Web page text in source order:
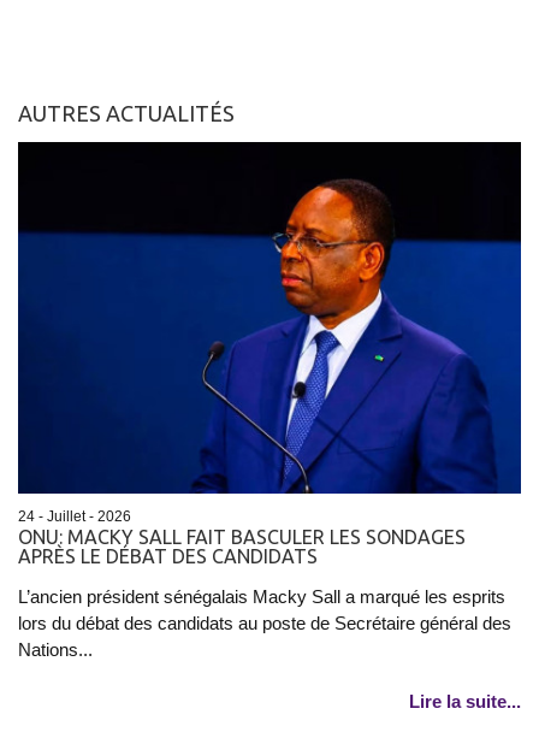
AUTRES ACTUALITÉS
24 - Juillet - 2026
ONU: MACKY SALL FAIT BASCULER LES SONDAGES
APRÈS LE DÉBAT DES CANDIDATS
L’ancien président sénégalais Macky Sall a marqué les esprits
lors du débat des candidats au poste de Secrétaire général des
Nations...
Lire la suite...